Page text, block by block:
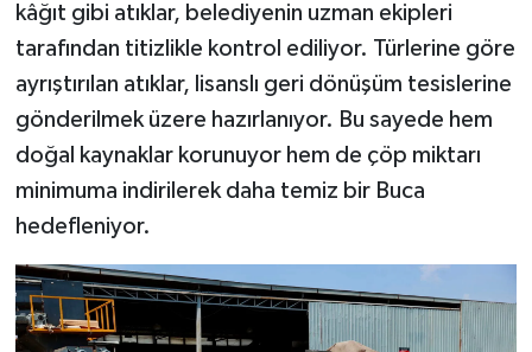
kâğıt gibi atıklar, belediyenin uzman ekipleri
tarafından titizlikle kontrol ediliyor. Türlerine göre
ayrıştırılan atıklar, lisanslı geri dönüşüm tesislerine
gönderilmek üzere hazırlanıyor. Bu sayede hem
doğal kaynaklar korunuyor hem de çöp miktarı
minimuma indirilerek daha temiz bir Buca
hedefleniyor.